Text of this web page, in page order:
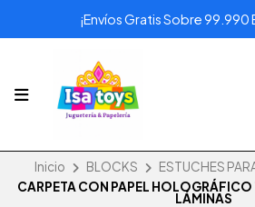
¡Envíos Gratis Sobre 99.990
Inicio BLOCKS
ESTUCHES
CARPETA CON PAPEL HOLOGRÁFICO
LÁMINAS